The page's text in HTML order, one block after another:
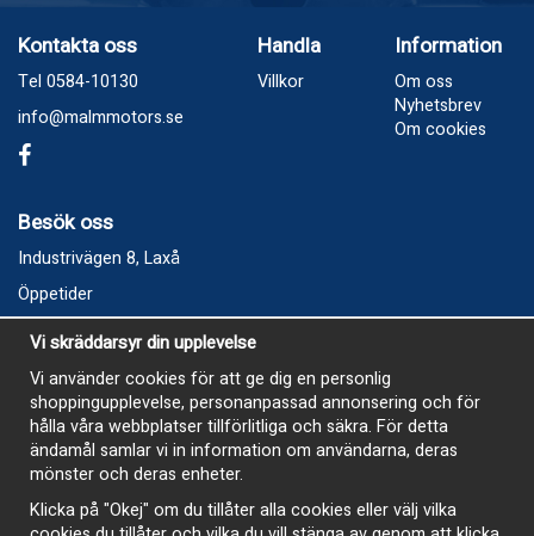
Kontakta oss
Tel 0584-10130
info@malmmotors.se
Handla
Villkor
Information
Om oss
Nyhetsbrev
Om cookies
Besök oss
Industrivägen 8, Laxå
Öppetider
Vecka 32
Måndag kl 9-12, kl 13 - 15
Onsdag kl 9-12, kl 13 - 15
Tisdag, Tordag och Fredag stängt
E-Handelsbutiken är öppen och paket skickas hela
sommaren
Vi skräddarsyr din upplevelse
Vi använder cookies för att ge dig en personlig
shoppingupplevelse, personanpassad annonsering och för
hålla våra webbplatser tillförlitliga och säkra. För detta
ändamål samlar vi in information om användarna, deras
mönster och deras enheter.
Klicka på "Okej" om du tillåter alla cookies eller välj vilka